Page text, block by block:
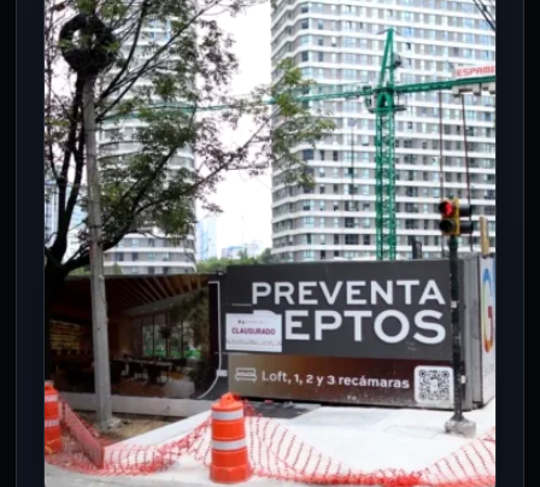
La primera Utopía de Coyoacán
abre sus puertas: así será el nuevo
espacio gratuito con alberca
olímpica, servicios médicos y
cultura
6 Ago 2026
La Ciudad de México sumará un nuevo
espacio dedicado al bienestar, el deporte
y la cultura con la…